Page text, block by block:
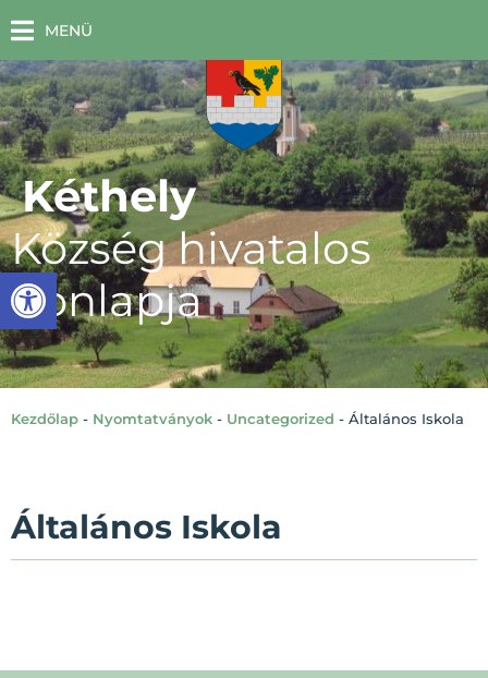
Eszköztár megnyitása
MENÜ
Kéthely
Község hivatalos
honlapja
Kezdőlap - Nyomtatványok - Uncategorized - Általános Iskola
Általános Iskola